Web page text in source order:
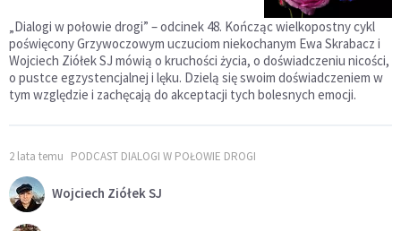
„Dialogi w połowie drogi” – odcinek 48. Kończąc wielkopostny cykl
poświęcony Grzywoczowym uczuciom niekochanym Ewa Skrabacz i
Wojciech Ziółek SJ mówią o kruchości życia, o doświadczeniu nicości,
o pustce egzystencjalnej i lęku. Dzielą się swoim doświadczeniem w
tym względzie i zachęcają do akceptacji tych bolesnych emocji.
2 lata temu PODCAST DIALOGI W POŁOWIE DROGI
Wojciech Ziółek SJ